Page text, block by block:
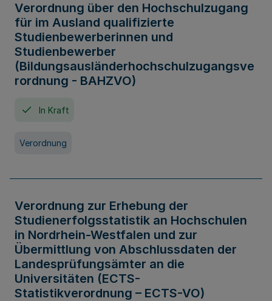
Verordnung über den Hochschulzugang
für im Ausland qualifizierte
Studienbewerberinnen und
Studienbewerber
(Bildungsausländerhochschulzugangsve
rordnung - BAHZVO)
In Kraft
Verordnung
Verordnung zur Erhebung der
Studienerfolgsstatistik an Hochschulen
in Nordrhein-Westfalen und zur
Übermittlung von Abschlussdaten der
Landesprüfungsämter an die
Universitäten (ECTS-
Statistikverordnung – ECTS-VO)